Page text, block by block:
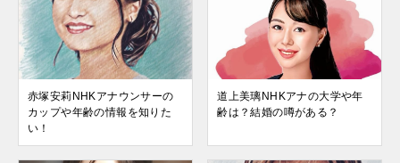
赤塚安莉NHKアナウンサーの
カップや年齢の情報を知りた
い！
道上美璃NHKアナの大学や年
齢は？結婚の噂がある？